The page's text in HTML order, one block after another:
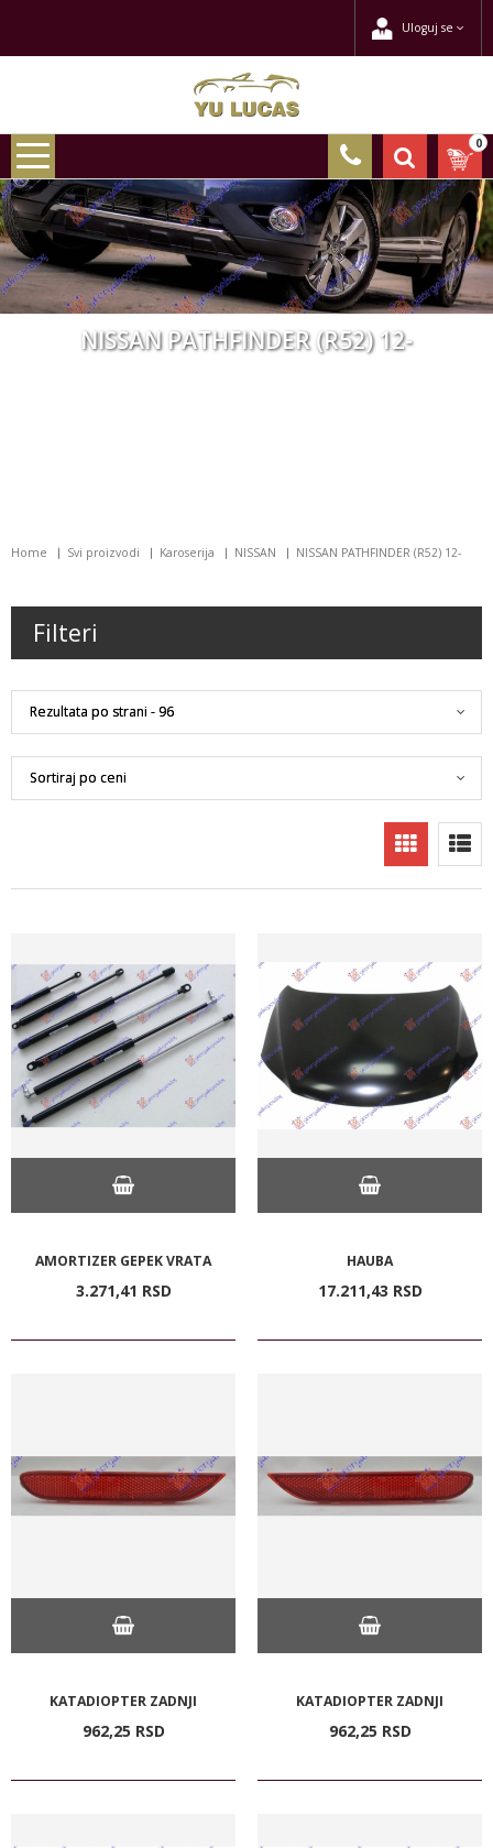
Uloguj se
0
NISSAN PATHFINDER (R52) 12-
Home Svi proizvodi Karoserija NISSAN NISSAN PATHFINDER (R52) 12-
Filteri
AMORTIZER GEPEK VRATA
3.271,41 RSD
HAUBA
17.211,43 RSD
KATADIOPTER ZADNJI
962,25 RSD
KATADIOPTER ZADNJI
962,25 RSD